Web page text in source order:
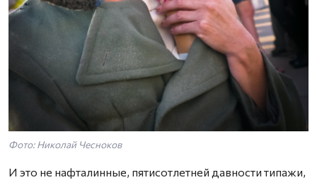
Фото: Николай Чесноков
И это не нафталинные, пятисотлетней давности типажи,